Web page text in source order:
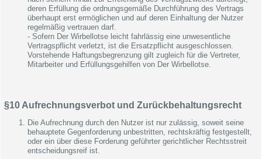
deren Erfüllung die ordnungsgemäße Durchführung des Vertrags
überhaupt erst ermöglichen und auf deren Einhaltung der Nutzer
regelmäßig vertrauen darf.
- Sofern Der Wirbellotse leicht fahrlässig eine unwesentliche
Vertragspflicht verletzt, ist die Ersatzpflicht ausgeschlossen.
Vorstehende Haftungsbegrenzung gilt zugleich für die Vertreter,
Mitarbeiter und Erfüllungsgehilfen von Der Wirbellotse.
§10 Aufrechnungsverbot und Zurückbehaltungsrecht
Die Aufrechnung durch den Nutzer ist nur zulässig, soweit seine
behauptete Gegenforderung unbestritten, rechtskräftig festgestellt,
oder ein über diese Forderung geführter gerichtlicher Rechtsstreit
entscheidungsreif ist.